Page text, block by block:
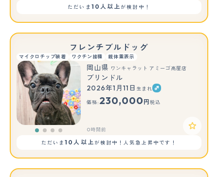
ただいま 10人以上が検討中！
フレンチブルドッグ
マイクロチップ装着 ワクチン接種 親体重表示
岡山県 ワンキャラット アミーゴ高屋店
ブリンドル
2026年1月11日 生まれ
価格: 230,000 円 税込
0時間前
ただいま10人以上が検討中！人気急上昇中です！